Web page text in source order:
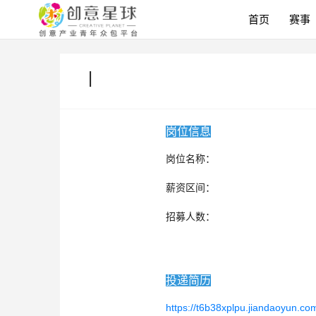
首页 赛事
|
岗位信息
岗位名称：
薪资区间：
招募人数：
投递简历
https://